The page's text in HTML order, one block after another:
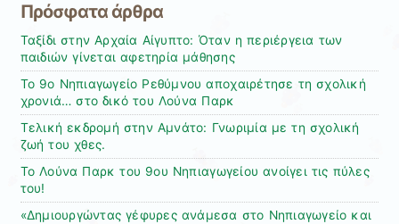
Πρόσφατα άρθρα
Ταξίδι στην Αρχαία Αίγυπτο: Όταν η περιέργεια των
παιδιών γίνεται αφετηρία μάθησης
Το 9ο Νηπιαγωγείο Ρεθύμνου αποχαιρέτησε τη σχολική
χρονιά… στο δικό του Λούνα Παρκ
Τελική εκδρομή στην Αμνάτο: Γνωριμία με τη σχολική
ζωή του χθες.
Το Λούνα Παρκ του 9ου Νηπιαγωγείου ανοίγει τις πύλες
του!
«Δημιουργώντας γέφυρες ανάμεσα στο Νηπιαγωγείο και